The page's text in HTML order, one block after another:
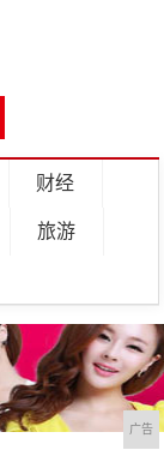
财经
旅游
广告